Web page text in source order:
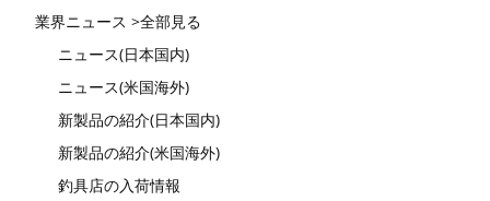
業界ニュース >全部見る
ニュース(日本国内)
ニュース(米国海外)
新製品の紹介(日本国内)
新製品の紹介(米国海外)
釣具店の入荷情報